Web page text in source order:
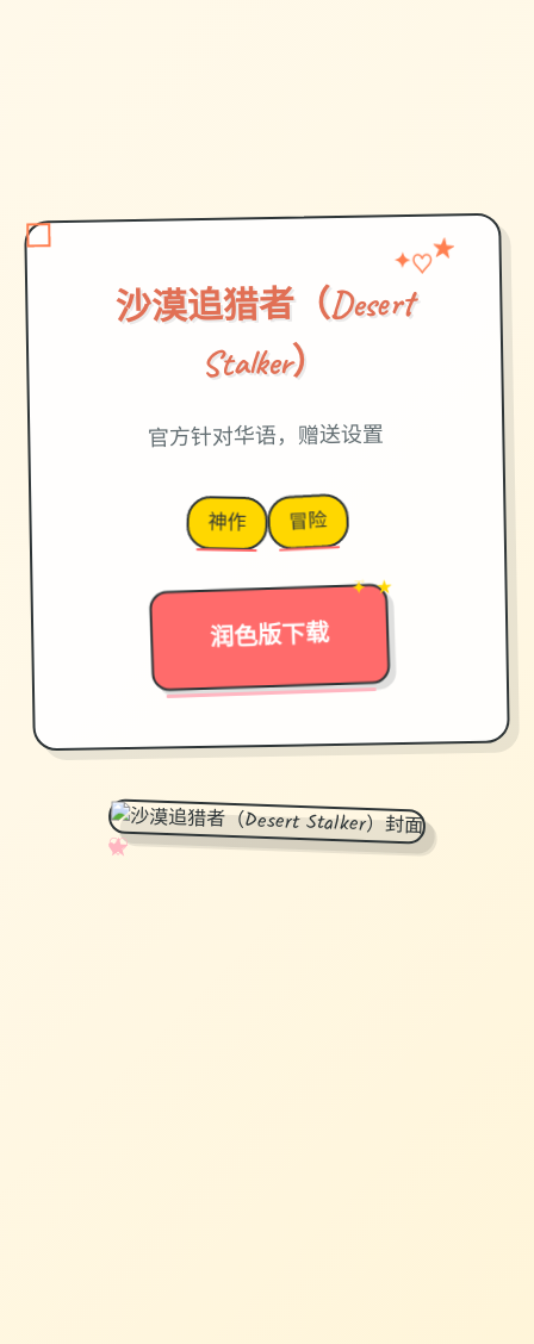
沙漠追猎者（Desert
Stalker）
✦♡★
官方针对华语，赠送设置
神作 冒险
润色版下载
✦ ★
✧
♡
★
♥